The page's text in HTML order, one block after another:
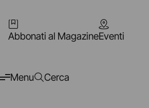
Abbonati al MagazineEventi
Menu Cerca